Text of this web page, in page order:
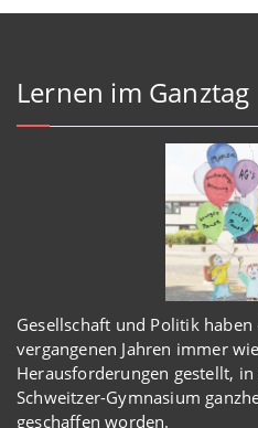
Lernen im Ganztag
Gesellschaft und Politik haben
vergangenen Jahren immer
Herausforderungen gestellt,
Schweitzer-Gymnasium
geschaffen worden.